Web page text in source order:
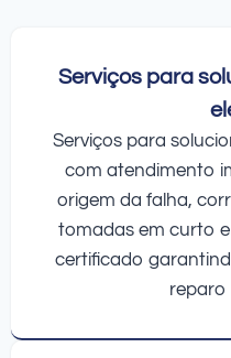
Serviços para
Serviços para
com atendimento
origem da falha,
tomadas em curto e
certificado
reparo